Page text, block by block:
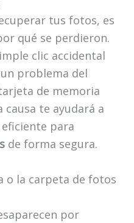
tus fotos, es
qué se perdieron.
clic accidental
problema del
de memoria
causa te ayudará a
para
de forma segura.
o la carpeta de fotos
por